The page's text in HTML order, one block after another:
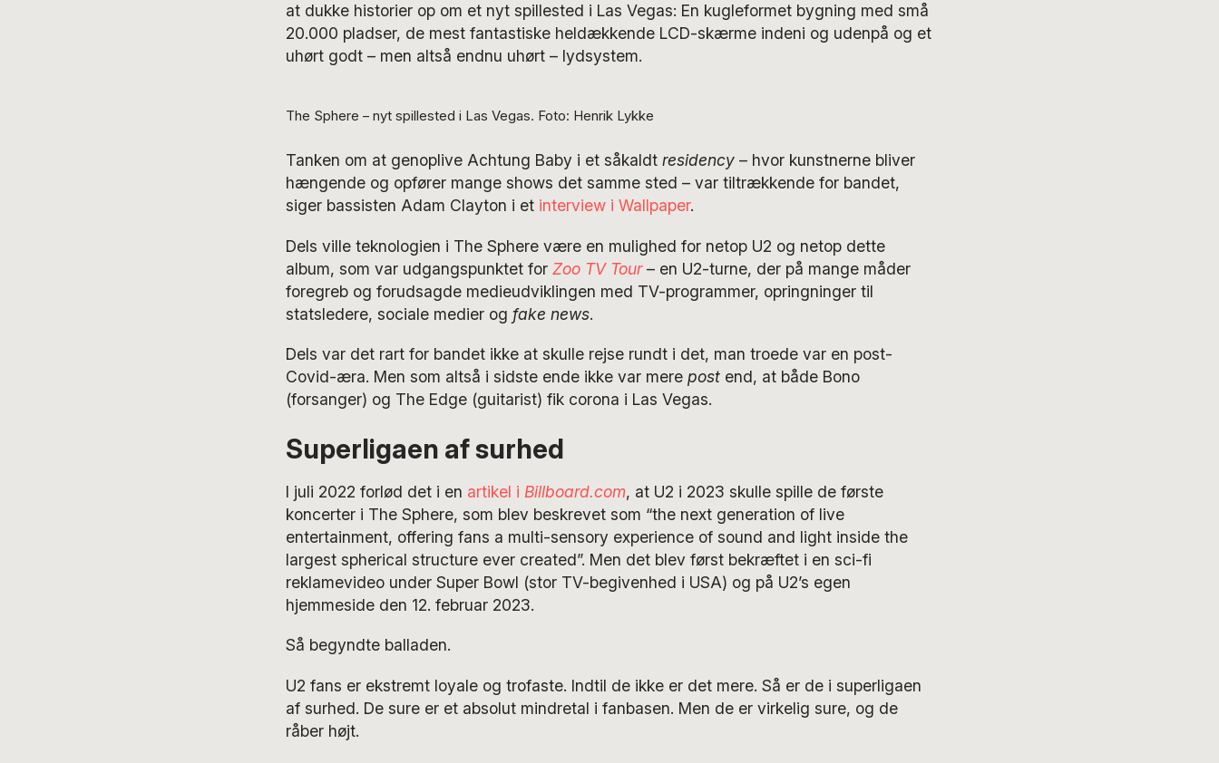
at dukke historier op om et nyt spillested i Las Vegas: En kugleformet bygning med små
20.000 pladser, de mest fantastiske heldækkende LCD-skærme indeni og udenpå og et
uhørt godt – men altså endnu uhørt – lydsystem.
The Sphere – nyt spillested i Las Vegas. Foto: Henrik Lykke
Tanken om at genoplive Achtung Baby i et såkaldt residency– hvor kunstnerne bliver
hængende og opfører mange shows det samme sted – var tiltrækkende for bandet,
siger bassisten Adam Clayton i et interview i Wallpaper.
Dels ville teknologien i The Sphere være en mulighed for netop U2 og netop dette
album, som var udgangspunktet for Zoo TV Tour– en U2-turne, der på mange måder
foregreb og forudsagde medieudviklingen med TV-programmer, opringninger til
statsledere, sociale medier og fake news.
Dels var det rart for bandet ikke at skulle rejse rundt i det, man troede var en post-
Covid-æra. Men som altså i sidste ende ikke var mere postend, at både Bono
(forsanger) og The Edge (guitarist) fik corona i Las Vegas.
Superligaen af surhed
I juli 2022 forlød det i en artikel i Billboard.com, at U2 i 2023 skulle spille de første
koncerter i The Sphere, som blev beskrevet som “the next generation of live
entertainment, offering fans a multi-sensory experience of sound and light inside the
largest spherical structure ever created”. Men det blev først bekræftet i en sci-fi
reklamevideo under Super Bowl (stor TV-begivenhed i USA) og på U2’s egen
hjemmeside den 12. februar 2023.
Så begyndte balladen.
U2 fans er ekstremt loyale og trofaste. Indtil de ikke er det mere. Så er de i superligaen
af surhed. De sure er et absolut mindretal i fanbasen. Men de er virkelig sure, og de
råber højt.